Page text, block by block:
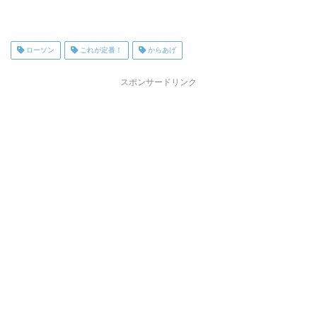
ローソン これが定番！ からあげ
スポンサードリンク